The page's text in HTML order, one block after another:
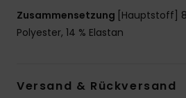
Zusammensetzung [Hauptstoff]
Polyester, 14 % Elastan
Versand & Rückversand